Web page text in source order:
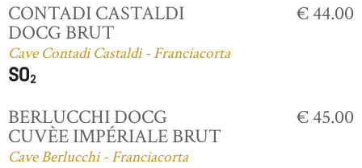
CONTADI CASTALDI
DOCG BRUT
Cave Contadi Castaldi - Franciacorta
€ 44.00
BERLUCCHI DOCG
CUVÈE IMPÉRIALE BRUT
Cave Berlucchi - Franciacorta
€ 45.00